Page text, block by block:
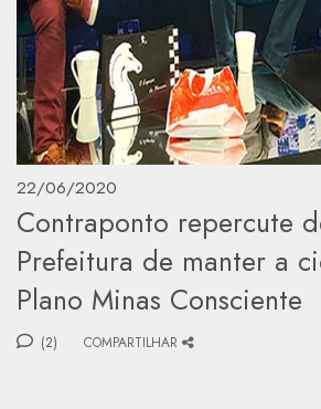
22/06/2020
Contraponto repercute
Prefeitura de manter a
Plano Minas Consciente
(2) COMPARTILHAR